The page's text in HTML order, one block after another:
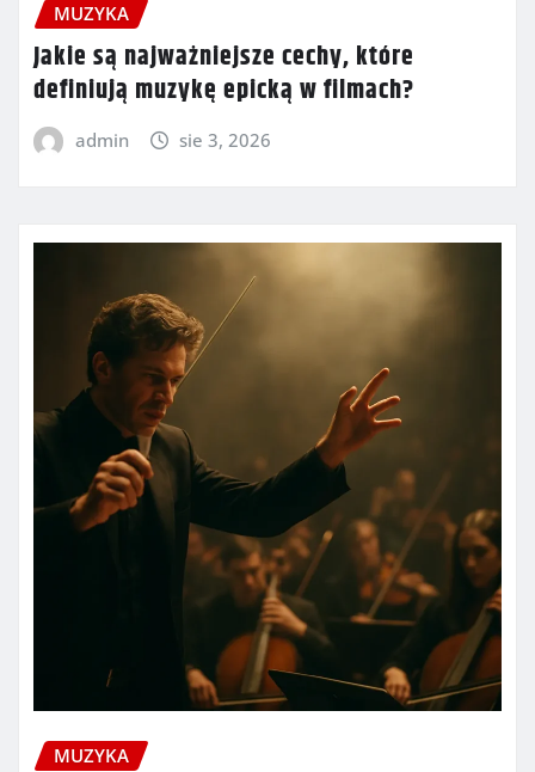
MUZYKA
Jakie są najważniejsze cechy, które
definiują muzykę epicką w filmach?
admin sie 3, 2026
MUZYKA